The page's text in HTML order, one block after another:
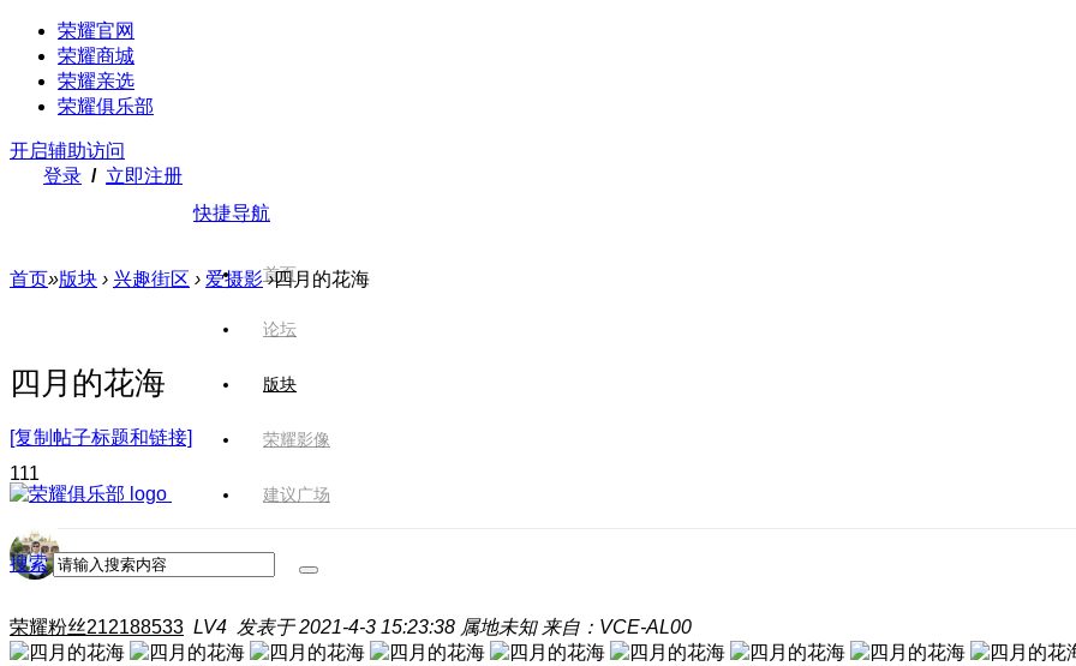
荣耀官网
荣耀商城
荣耀亲选
荣耀俱乐部
开启辅助访问
登录 / 立即注册
快捷导航
首页
论坛
版块
荣耀影像
建议广场
搜索
首页»版块 › 兴趣街区 › 爱摄影 ›四月的花海
四月的花海
[复制帖子标题和链接]
111
荣耀粉丝212188533 LV4 发表于 2021-4-3 15:23:38 属地未知 来自：VCE-AL00